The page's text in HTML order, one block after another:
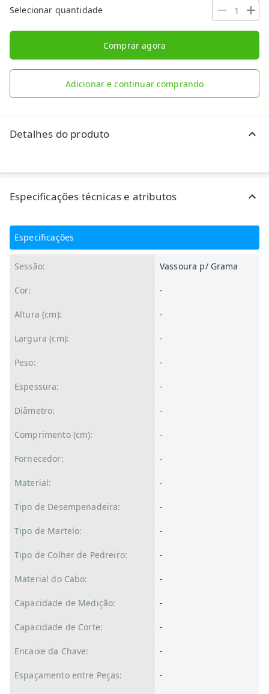
Selecionar quantidade
Comprar agora
Adicionar e continuar comprando
Detalhes do produto
Especificações técnicas e atributos
Especificações
Sessão: Vassoura p/ Grama
Cor: -
Altura (cm): -
Largura (cm): -
Peso: -
Espessura: -
Diâmetro: -
Comprimento (cm): -
Fornecedor: -
Material: -
Tipo de Desempenadeira: -
Tipo de Martelo: -
Tipo de Colher de Pedreiro: -
Material do Cabo: -
Capacidade de Medição: -
Capacidade de Corte: -
Encaixe da Chave: -
Espaçamento entre Peças: -